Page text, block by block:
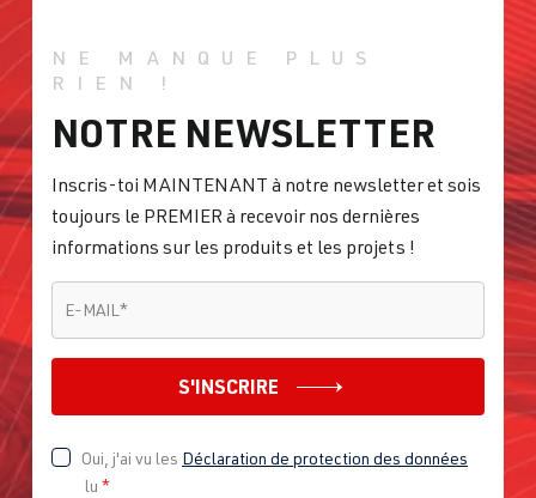
NE MANQUE PLUS
RIEN !
NOTRE NEWSLETTER
Inscris-toi MAINTENANT à notre newsletter et sois
toujours le PREMIER à recevoir nos dernières
informations sur les produits et les projets !
E-MAIL *
S'INSCRIRE
Oui, j'ai vu les Déclaration de protection des données
lu *